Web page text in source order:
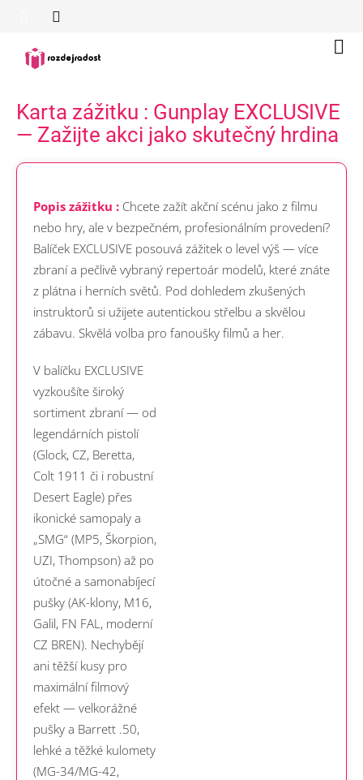
Karta zážitku : Gunplay EXCLUSIVE
— Zažijte akci jako skutečný hrdina
Popis zážitku : Chcete zažít akční scénu jako z filmu
nebo hry, ale v bezpečném, profesionálním provedení?
Balíček EXCLUSIVE posouvá zážitek o level výš — více
zbraní a pečlivě vybraný repertoár modelů, které znáte
z plátna i herních světů. Pod dohledem zkušených
instruktorů si užijete autentickou střelbu a skvělou
zábavu. Skvělá volba pro fanoušky filmů a her.
V balíčku EXCLUSIVE
vyzkoušíte široký
sortiment zbraní — od
legendárních pistolí
(Glock, CZ, Beretta,
Colt 1911 či i robustní
Desert Eagle) přes
ikonické samopaly a
„SMG“ (MP5, Škorpion,
UZI, Thompson) až po
útočné a samonabíjecí
pušky (AK-klony, M16,
Galil, FN FAL, moderní
CZ BREN). Nechybějí
ani těžší kusy pro
maximální filmový
efekt — velkorážné
pušky a Barrett .50,
lehké a těžké kulomety
(MG-34/MG-42,